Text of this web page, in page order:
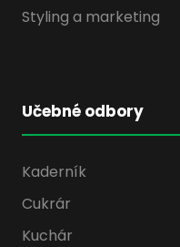
Styling a marketing
Učebné odbory
Kaderník
Cukrár
Kuchár